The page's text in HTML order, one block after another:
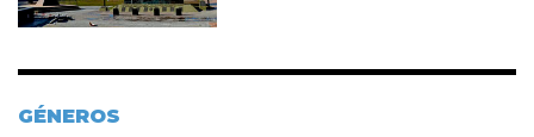
GÉNEROS